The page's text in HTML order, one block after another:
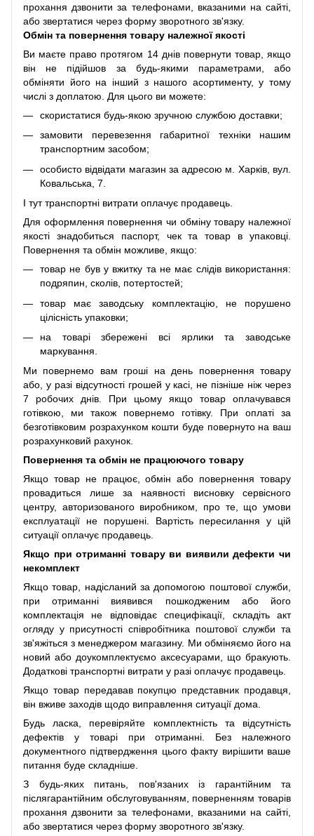
прохання дзвонити за телефонами, вказаними на сайті,
або звертатися через форму зворотного зв'язку.
Обмін та повернення товару належної якості
Ви маєте право протягом 14 днів повернути товар, якщо
він не підійшов за будь-якими параметрами, або
обміняти його на інший з нашого асортименту, у тому
числі з доплатою. Для цього ви можете:
скористатися будь-якою зручною службою доставки;
замовити перевезення габаритної техніки нашим
транспортним засобом;
особисто відвідати магазин за адресою м. Харків, вул.
Ковальська, 7.
І тут транспортні витрати оплачує продавець.
Для оформлення повернення чи обміну товару належної
якості знадобиться паспорт, чек та товар в упаковці.
Повернення та обмін можливе, якщо:
товар не був у вжитку та не має слідів використання:
подряпин, сколів, потертостей;
товар має заводську комплектацію, не порушено
цілісність упаковки;
на товарі збережені всі ярлики та заводське
маркування.
Ми повернемо вам гроші на день повернення товару
або, у разі відсутності грошей у касі, не пізніше ніж через
7 робочих днів. При цьому якщо товар оплачувався
готівкою, ми також повернемо готівку. При оплаті за
безготівковим розрахунком кошти буде повернуто на ваш
розрахунковий рахунок.
Повернення та обмін не працюючого товару
Якщо товар не працює, обмін або повернення товару
провадиться лише за наявності висновку сервісного
центру, авторизованого виробником, про те, що умови
експлуатації не порушені. Вартість пересилання у цій
ситуації оплачує продавець.
Якщо при отриманні товару ви виявили дефекти чи
некомплект
Якщо товар, надісланий за допомогою поштової служби,
при отриманні виявився пошкодженим або його
комплектація не відповідає специфікації, складіть акт
огляду у присутності співробітника поштової служби та
зв'яжіться з менеджером магазину. Ми обміняємо його на
новий або доукомплектуємо аксесуарами, що бракують.
Додаткові транспортні витрати у разі оплачує продавець.
Якщо товар передавав покупцю представник продавця,
він вживе заходів щодо виправлення ситуації дома.
Будь ласка, перевіряйте комплектність та відсутність
дефектів у товарі при отриманні. Без належного
документного підтвердження цього факту вирішити ваше
питання буде складніше.
З будь-яких питань, пов'язаних із гарантійним та
післягарантійним обслуговуванням, поверненням товарів
прохання дзвонити за телефонами, вказаними на сайті,
або звертатися через форму зворотного зв'язку.